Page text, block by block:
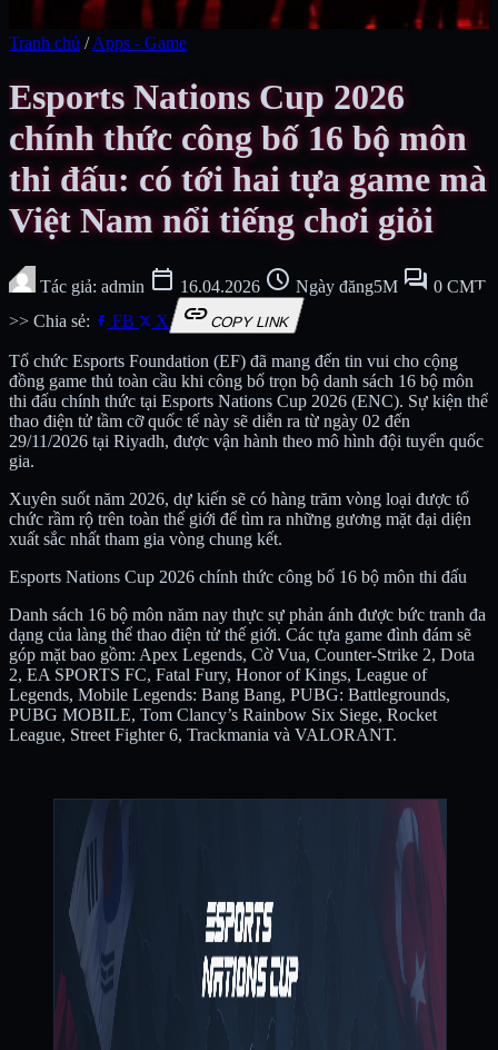
Tranh chủ / Apps - Game
Esports Nations Cup 2026
chính thức công bố 16 bộ môn
thi đấu: có tới hai tựa game mà
Việt Nam nổi tiếng chơi giỏi
Tác giả: admin calendar_today 16.04.2026 schedule Ngày đăng5M forum 0 CMT
>> Chia sẻ:
FB X linkCOPY LINK
Tổ chức Esports Foundation (EF) đã mang đến tin vui cho cộng
đồng game thủ toàn cầu khi công bố trọn bộ danh sách 16 bộ môn
thi đấu chính thức tại Esports Nations Cup 2026 (ENC). Sự kiện thể
thao điện tử tầm cỡ quốc tế này sẽ diễn ra từ ngày 02 đến
29/11/2026 tại Riyadh, được vận hành theo mô hình đội tuyển quốc
gia.
Xuyên suốt năm 2026, dự kiến sẽ có hàng trăm vòng loại được tổ
chức rầm rộ trên toàn thế giới để tìm ra những gương mặt đại diện
xuất sắc nhất tham gia vòng chung kết.
Esports Nations Cup 2026 chính thức công bố 16 bộ môn thi đấu
Danh sách 16 bộ môn năm nay thực sự phản ánh được bức tranh đa
dạng của làng thể thao điện tử thế giới. Các tựa game đình đám sẽ
góp mặt bao gồm: Apex Legends, Cờ Vua, Counter-Strike 2, Dota
2, EA SPORTS FC, Fatal Fury, Honor of Kings, League of
Legends, Mobile Legends: Bang Bang, PUBG: Battlegrounds,
PUBG MOBILE, Tom Clancy’s Rainbow Six Siege, Rocket
League, Street Fighter 6, Trackmania và VALORANT.